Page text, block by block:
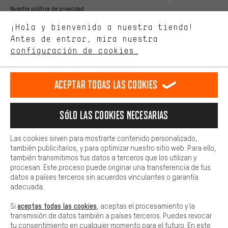
Nuestra política de privacidad
Idioma"
español
ES english Deutsch
RESCINDIR EL CONTRATO Comunidad de Aquisgrán Programa de afiliados
Aviso Legal Protección de datos Condiciones Generales
Plataforma de reportes Reciclaje de baterias
Configuración de las cookies Ajusta el contraste
Todos los precios indicados son en euros e sin MwSt, más
gastos de envío aEstados Unidos.
¡Hola y bienvenido a nuestra tienda!
Antes de entrar, mira nuestra
configuración de cookies.
Mejor rendimiento
tienda. Con las cookies de rendimiento, puedes influir en la mejora
de nuestro sitio web y nuestra oferta de la tienda con tu
comportamiento de compra.
Más confort
cookies de comodidad, creamos enlaces a plataformas de redes
sociales. Esto nos permite proporcionarle más contenido e
adicionales que le ayudarán a encontrar los productos adecuados.
preguntas de forma rápida y sencilla.
Básica
Las cookies básicas aseguran que puedas usar nuestro sitio web.
Aceptar todas las cookies
Sólo las cookies necesarias
Las cookies sirven para mostrarte contenido personalizado,
también publicitarios, y para optimizar nuestro sitio web. Para ello,
también transmitimos tus datos a terceros que los utilizan y
procesan. Este proceso puede originar una transferencia de tus
datos a países terceros sin acuerdos vinculantes o garantía
adecuada.
Si aceptas todas las cookies , aceptas el procesamiento y la
transmisión de datos también a países terceros. Puedes revocar
tu consentimiento en cualquier momento para el futuro. En este